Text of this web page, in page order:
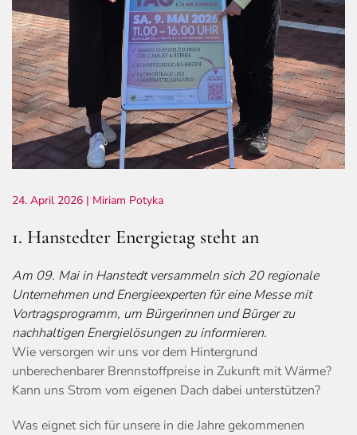
24. April 2026 | Miriam Potyka
1. Hanstedter Energietag steht an
Am 09. Mai in Hanstedt versammeln sich 20 regionale
Unternehmen und Energieexperten für eine Messe mit
Vortragsprogramm, um Bürgerinnen und Bürger zu
nachhaltigen Energielösungen zu informieren.
Wie versorgen wir uns vor dem Hintergrund
unberechenbarer Brennstoffpreise in Zukunft mit Wärme?
Kann uns Strom vom eigenen Dach dabei unterstützen?
Was eignet sich für unsere in die Jahre gekommenen